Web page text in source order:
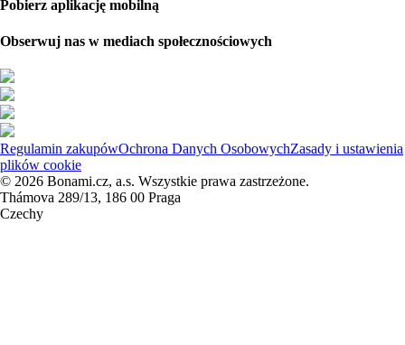
Pobierz aplikację mobilną
Obserwuj nas w mediach społecznościowych
Regulamin zakupówOchrona Danych OsobowychZasady i ustawienia
plików cookie
© 2026 Bonami.cz, a.s. Wszystkie prawa zastrzeżone.
Thámova 289/13, 186 00 Praga
Czechy